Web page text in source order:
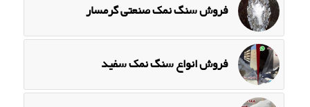
فروش سنگ نمک صنعتی گرمسار
فروش انواع سنگ نمک سفید